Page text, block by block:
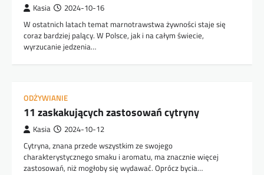
Kasia 2024-10-16
W ostatnich latach temat marnotrawstwa żywności staje się
coraz bardziej palący. W Polsce, jak i na całym świecie,
wyrzucanie jedzenia…
ODŻYWIANIE
11 zaskakujących zastosowań cytryny
Kasia 2024-10-12
Cytryna, znana przede wszystkim ze swojego
charakterystycznego smaku i aromatu, ma znacznie więcej
zastosowań, niż mogłoby się wydawać. Oprócz bycia…